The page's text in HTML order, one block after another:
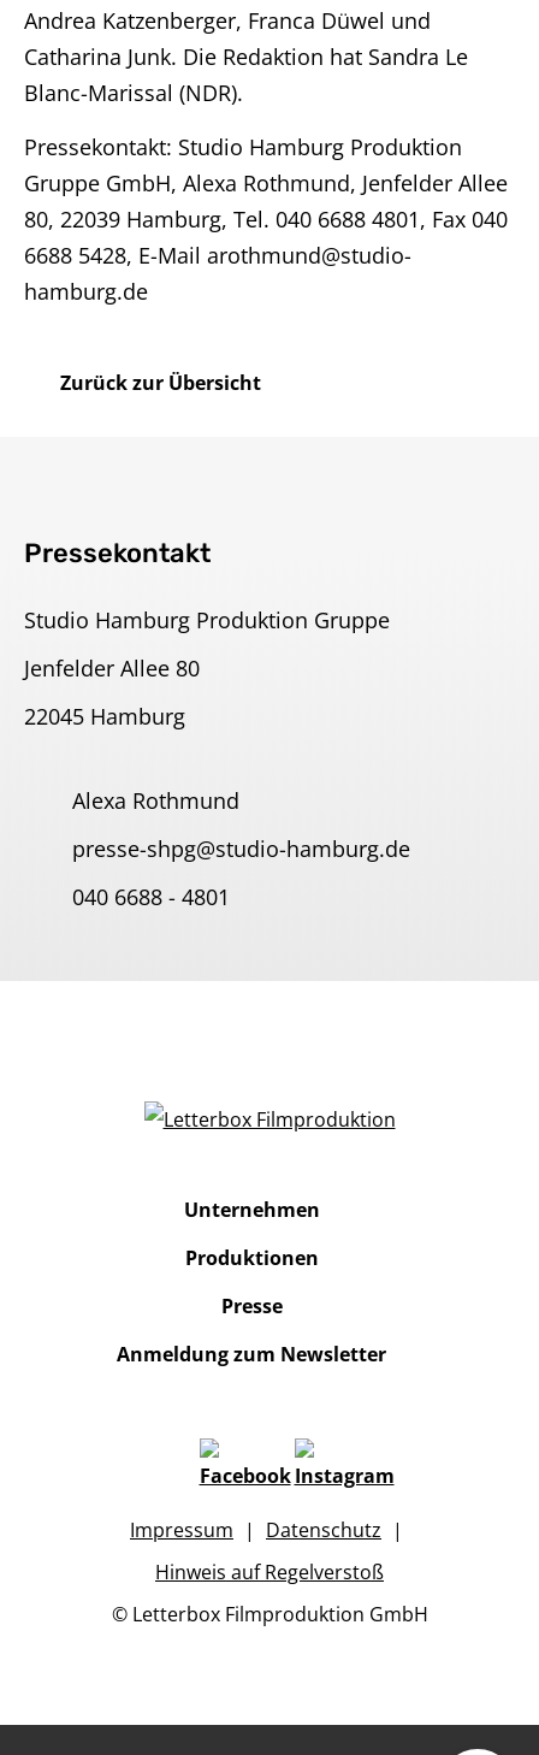
Andrea Katzenberger, Franca Düwel und
Catharina Junk. Die Redaktion hat Sandra Le
Blanc-Marissal (NDR).
Pressekontakt: Studio Hamburg Produktion
Gruppe GmbH, Alexa Rothmund, Jenfelder Allee
80, 22039 Hamburg, Tel. 040 6688 4801, Fax 040
6688 5428, E-Mail arothmund@studio-
hamburg.de
Zurück zur Übersicht
Pressekontakt
Studio Hamburg Produktion Gruppe
Jenfelder Allee 80
22045 Hamburg
Alexa Rothmund
presse-shpg@studio-hamburg.de
040 6688 - 4801
Unternehmen
Produktionen
Presse
Anmeldung zum Newsletter
Impressum
Datenschutz
Hinweis auf Regelverstoß
© Letterbox Filmproduktion GmbH
DE
Impressum